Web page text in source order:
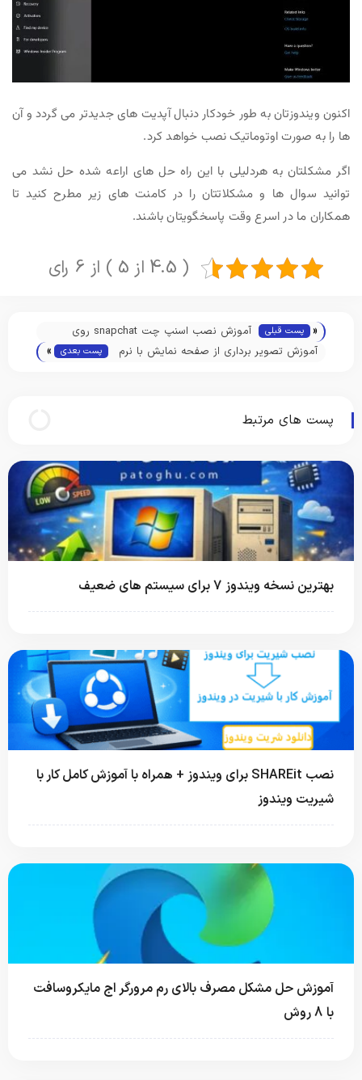
اکنون ویندوزتان به طور خودکار دنبال آپدیت های جدیدتر می گردد و آن
ها را به صورت اوتوماتیک نصب خواهد کرد.
اگر مشکلتان به هردلیلی با این راه حل های اراعه شده حل نشد می
توانید سوال ها و مشکلاتتان را در کامنت های زیر مطرح کنید تا
همکاران ما در اسرع وقت پاسخگویتان باشند.
( 4.5 از 5 ) از 6 رای
« پست قبلی
آموزش نصب اسنپ چت snapchat روی
کامپیوتر
آموزش تصویر برداری از صفحه نمایش با نرم
پست بعدی »
پست های مرتبط
بهترین نسخه ویندوز 7 برای سیستم های ضعیف
نصب SHAREit برای ویندوز + همراه با آموزش کامل کار با
شیریت ویندوز
آموزش حل مشکل مصرف بالای رم مرورگر اج مایکروسافت
با 8 روش